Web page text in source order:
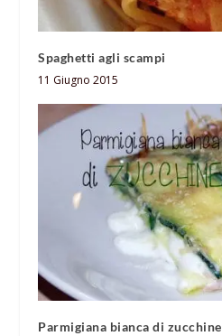
Spaghetti agli scampi
11 Giugno 2015
Parmigiana bianca di zucchine